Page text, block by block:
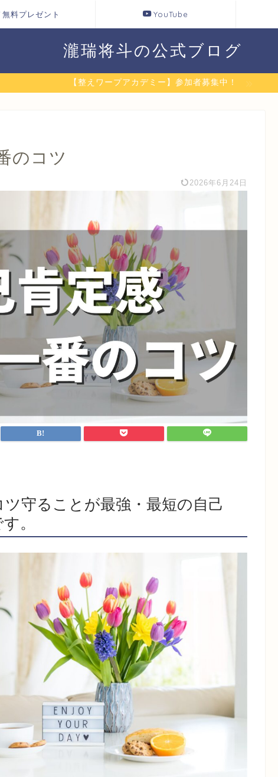
無料プレゼント YouTube
瀧瑞将斗の公式ブログ
【整えワープアカデミー】参加者募集中！
のコツ
2026年6月24日
守ることが最強・最短の自己
。